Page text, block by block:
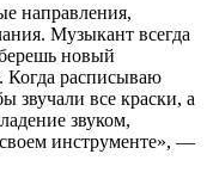
направления,
Музыкант всегда
новый
Когда расписываю
звучали все краски, а
звуком,
инструменте», —